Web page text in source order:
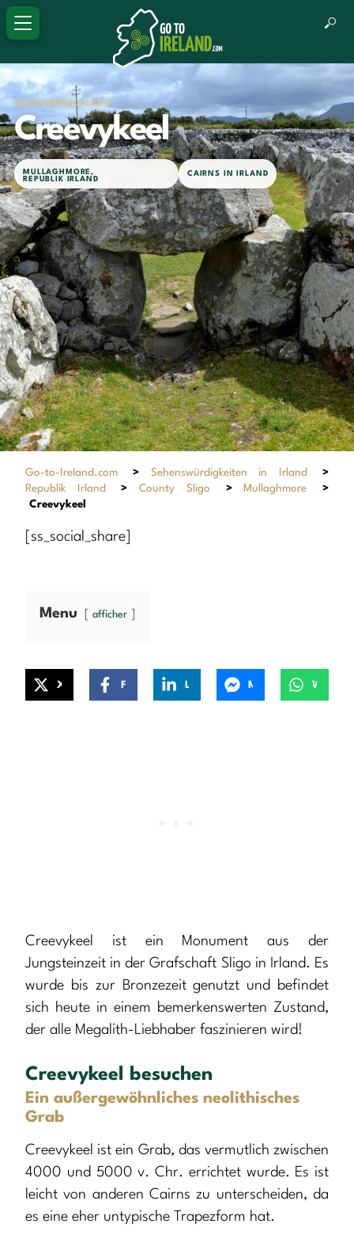
SEHENSWÜRDIGKEIT
Creevykeel
MULLAGHMORE,
REPUBLIK IRLAND
CAIRNS IN IRLAND
Go-to-Ireland.com > Sehenswürdigkeiten in Irland
>
Republik Irland
>County Sligo > Mullaghmore
>
Creevykeel
[ss_social_share]
Menu afficher
Creevykeel ist ein Monument aus der
Jungsteinzeit in der Grafschaft Sligo in Irland. Es
wurde bis zur Bronzezeit genutzt und befindet
sich heute in einem bemerkenswerten Zustand,
der alle Megalith-Liebhaber faszinieren wird!
Creevykeel besuchen
Ein außergewöhnliches neolithisches
Grab
Creevykeel ist ein Grab, das vermutlich zwischen
4000 und 5000 v. Chr. errichtet wurde. Es ist
leicht von anderen Cairns zu unterscheiden, da
es eine eher untypische Trapezform hat.